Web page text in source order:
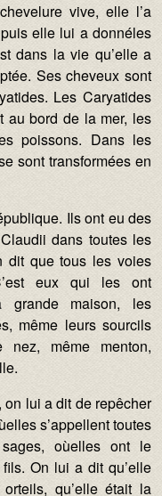
vive, elle l’a
elle lui a donnéles
dans la vie qu’elle a
Ses cheveux sont
Les Caryatides
au bord de la mer, les
poissons. Dans les
sont transformées en
Ils ont eu des
dans toutes les
dit que tous les voies
eux qui les ont
grande maison, les
même leurs sourcils
nez, même menton,
lui a dit de repêcher
s’appellent toutes
oùelles ont le
On lui a dit qu’elle
qu’elle était la